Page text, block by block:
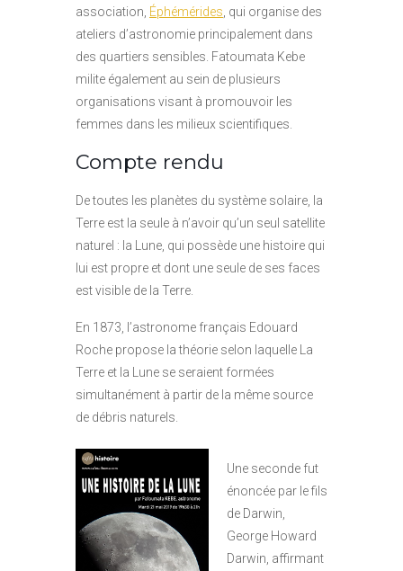
association, Éphémérides, qui organise des
ateliers d’astronomie principalement dans
des quartiers sensibles. Fatoumata Kebe
milite également au sein de plusieurs
organisations visant à promouvoir les
femmes dans les milieux scientifiques.
Compte rendu
De toutes les planètes du système solaire, la
Terre est la seule à n’avoir qu’un seul satellite
naturel : la Lune, qui possède une histoire qui
lui est propre et dont une seule de ses faces
est visible de la Terre.
En 1873, l’astronome français Edouard
Roche propose la théorie selon laquelle La
Terre et la Lune se seraient formées
simultanément à partir de la même source
de débris naturels.
Une seconde fut
énoncée par le fils
de Darwin,
George Howard
Darwin, affirmant